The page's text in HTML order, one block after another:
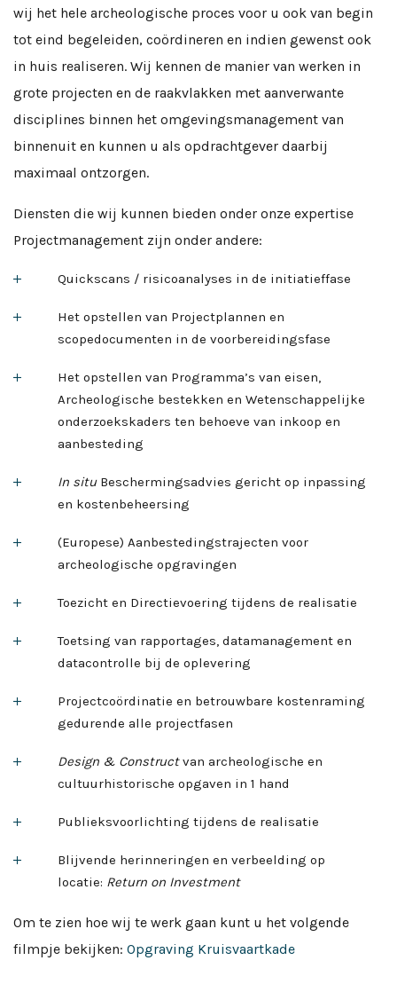
wij het hele archeologische proces voor u ook van begin
tot eind begeleiden, coördineren en indien gewenst ook
in huis realiseren. Wij kennen de manier van werken in
grote projecten en de raakvlakken met aanverwante
disciplines binnen het omgevingsmanagement van
binnenuit en kunnen u als opdrachtgever daarbij
maximaal ontzorgen.
Diensten die wij kunnen bieden onder onze expertise
Projectmanagement zijn onder andere:
Quickscans / risicoanalyses in de initiatieffase
Het opstellen van Projectplannen en
scopedocumenten in de voorbereidingsfase
Het opstellen van Programma’s van eisen,
Archeologische bestekken en Wetenschappelijke
onderzoekskaders ten behoeve van inkoop en
aanbesteding
In situ Beschermingsadvies gericht op inpassing
en kostenbeheersing
(Europese) Aanbestedingstrajecten voor
archeologische opgravingen
Toezicht en Directievoering tijdens de realisatie
Toetsing van rapportages, datamanagement en
datacontrolle bij de oplevering
Projectcoördinatie en betrouwbare kostenraming
gedurende alle projectfasen
Design & Constructvan archeologische en
cultuurhistorische opgaven in 1 hand
Publieksvoorlichting tijdens de realisatie
Blijvende herinneringen en verbeelding op
locatie: Return on Investment
Om te zien hoe wij te werk gaan kunt u het volgende
filmpje bekijken: Opgraving Kruisvaartkade